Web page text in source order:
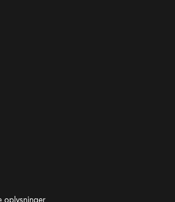
du blive kontaktet med forslag
oplysninger